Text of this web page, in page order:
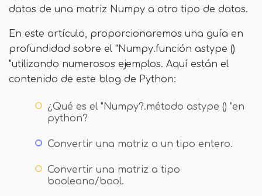
datos de una matriz Numpy a otro tipo de datos.
En este artículo, proporcionaremos una guía en
profundidad sobre el "Numpy.función astype ()
"utilizando numerosos ejemplos. Aquí están el
contenido de este blog de Python:
¿Qué es el "Numpy?.método astype () "en
python?
Convertir una matriz a un tipo entero.
Convertir una matriz a tipo
booleano/bool.